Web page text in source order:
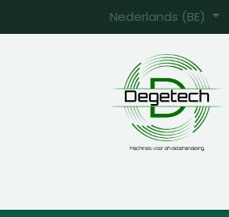
Nederlands (BE)